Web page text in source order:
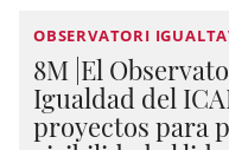
OBSERVATORI
8M |El
Igualdad del
proyectos para